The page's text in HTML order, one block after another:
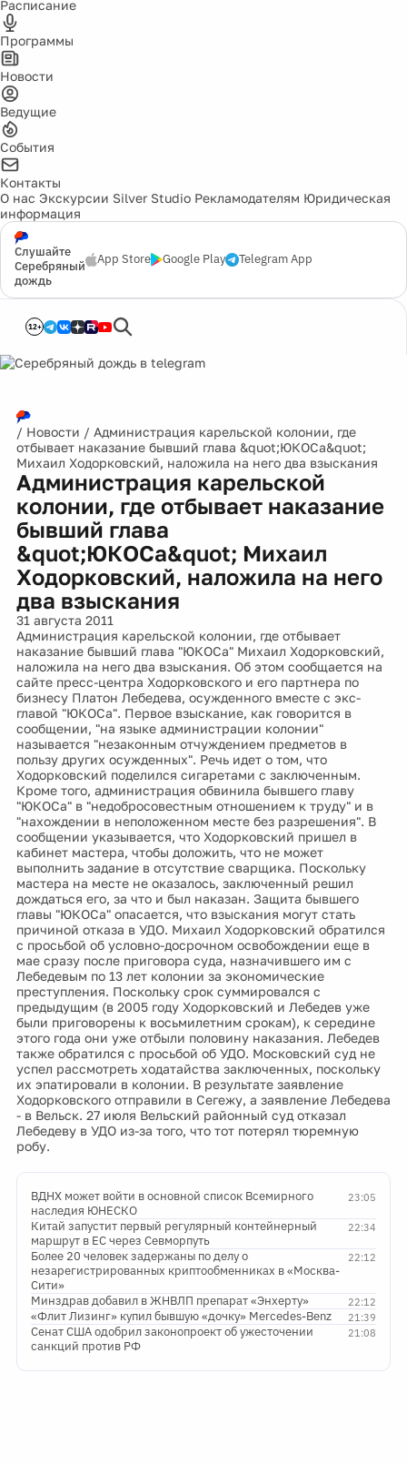
Расписание
Программы
Новости
Ведущие
События
Контакты
О нас Экскурсии Silver Studio Рекламодателям Юридическая
информация
Слушайте
Серебряный
дождь
App Store Google Play Telegram App
12+
/ Новости / Администрация карельской колонии, где
отбывает наказание бывший глава &quot;ЮКОСа&quot;
Михаил Ходорковский, наложила на него два взыскания
Администрация карельской
колонии, где отбывает наказание
бывший глава
&quot;ЮКОСа&quot; Михаил
Ходорковский, наложила на него
два взыскания
31 августа 2011
Администрация карельской колонии, где отбывает
наказание бывший глава "ЮКОСа" Михаил Ходорковский,
наложила на него два взыскания. Об этом сообщается на
сайте пресс-центра Ходорковского и его партнера по
бизнесу Платон Лебедева, осужденного вместе с экс-
главой "ЮКОСа". Первое взыскание, как говорится в
сообщении, "на языке администрации колонии"
называется "незаконным отчуждением предметов в
пользу других осужденных". Речь идет о том, что
Ходорковский поделился сигаретами с заключенным.
Кроме того, администрация обвинила бывшего главу
"ЮКОСа" в "недобросовестным отношением к труду" и в
"нахождении в неположенном месте без разрешения". В
сообщении указывается, что Ходорковский пришел в
кабинет мастера, чтобы доложить, что не может
выполнить задание в отсутствие сварщика. Поскольку
мастера на месте не оказалось, заключенный решил
дождаться его, за что и был наказан. Защита бывшего
главы "ЮКОСа" опасается, что взыскания могут стать
причиной отказа в УДО. Михаил Ходорковский обратился
с просьбой об условно-досрочном освобождении еще в
мае сразу после приговора суда, назначившего им с
Лебедевым по 13 лет колонии за экономические
преступления. Поскольку срок суммировался с
предыдущим (в 2005 году Ходорковский и Лебедев уже
были приговорены к восьмилетним срокам), к середине
этого года они уже отбыли половину наказания. Лебедев
также обратился с просьбой об УДО. Московский суд не
успел рассмотреть ходатайства заключенных, поскольку
их эпатировали в колонии. В результате заявление
Ходорковского отправили в Сегежу, а заявление Лебедева
- в Вельск. 27 июля Вельский районный суд отказал
Лебедеву в УДО из-за того, что тот потерял тюремную
робу.
23:05
ВДНХ может войти в основной список Всемирного
наследия ЮНЕСКО
22:34
Китай запустит первый регулярный контейнерный
маршрут в ЕС через Севморпуть
22:12
Более 20 человек задержаны по делу о
незарегистрированных криптообменниках в «Москва-
Сити»
22:12
Минздрав добавил в ЖНВЛП препарат «Энхерту»
21:39
«Флит Лизинг» купил бывшую «дочку» Mercedes-Benz
21:08
Сенат США одобрил законопроект об ужесточении
санкций против РФ